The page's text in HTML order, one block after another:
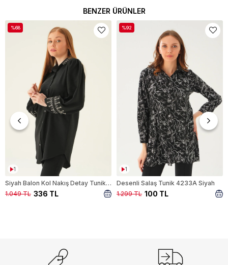
BENZER ÜRÜNLER
1
Siyah Balon Kol Nakış Detay Tunik 26024
336 TL
1.049 TL
%68
1
Desenli Salaş Tunik 4233A Siyah
100 TL
1.299 TL
%92